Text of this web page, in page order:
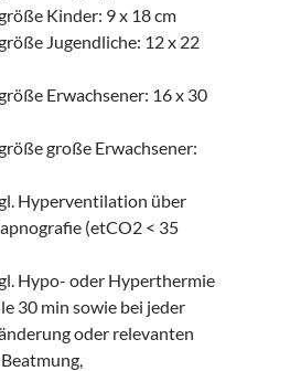
Kinder: 9 x 18 cm
Jugendliche: 12 x 22
Erwachsener: 16 x 30
große Erwachsener:
Hyperventilation über
(etCO2 < 35
Hypo- oder Hyperthermie
30 min sowie bei jeder
oder relevanten